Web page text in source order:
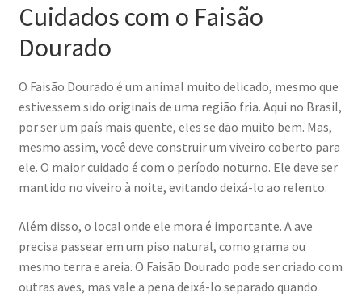
Cuidados com o Faisão
Dourado
O Faisão Dourado é um animal muito delicado, mesmo que
estivessem sido originais de uma região fria. Aqui no Brasil,
por ser um país mais quente, eles se dão muito bem. Mas,
mesmo assim, você deve construir um viveiro coberto para
ele. O maior cuidado é com o período noturno. Ele deve ser
mantido no viveiro à noite, evitando deixá-lo ao relento.
Além disso, o local onde ele mora é importante. A ave
precisa passear em um piso natural, como grama ou
mesmo terra e areia. O Faisão Dourado pode ser criado com
outras aves, mas vale a pena deixá-lo separado quando